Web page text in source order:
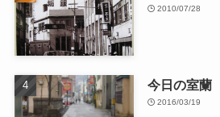
2010/07/28
今日の室蘭
2016/03/19